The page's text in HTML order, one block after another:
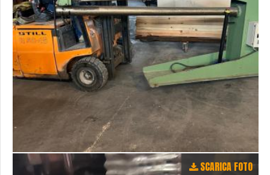
SCARICA FOTO